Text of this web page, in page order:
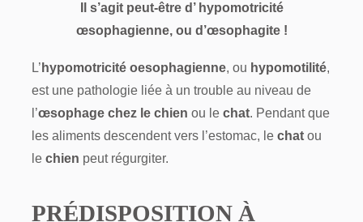
Il s’agit peut-être d’ hypomotricité
œsophagienne, ou d’œsophagite !
L’ hypomotricité oesophagienne, ou hypomotilité,
est une pathologie liée à un trouble au niveau de
l’œsophage chez le chien ou le chat. Pendant que
les aliments descendent vers l’estomac, le chat ou
le chien peut régurgiter.
PRÉDISPOSITION À